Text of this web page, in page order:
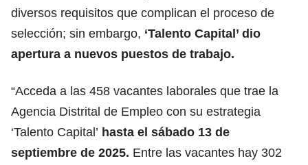
diversos requisitos que complican el proceso de
selección; sin embargo, ‘Talento Capital’ dio
apertura a nuevos puestos de trabajo.
“Acceda a las 458 vacantes laborales que trae la
Agencia Distrital de Empleo con su estrategia
‘Talento Capital’ hasta el sábado 13 de
septiembre de 2025. Entre las vacantes hay 302